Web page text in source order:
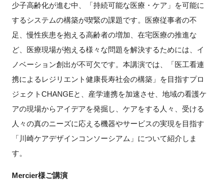
少子高齢化が進む中、「持続可能な医療・ケア」を可能に
するシステムの構築が喫緊の課題です。医療従事者の不
足、慢性疾患を抱える高齢者の増加、在宅医療の推進な
ど、医療現場が抱える様々な問題を解決するためには、イ
ノベーション創出が不可欠です。本講演では、「医工看連
携によるレジリエント健康長寿社会の構築」を目指すプロ
ジェクトCHANGEと、産学連携を加速させ、地域の看護ケ
アの現場からアイデアを発掘し、ケアをする人々、受ける
人々の真のニーズに応える機器やサービスの実現を目指す
「川崎ケアデザインコンソーシアム」について紹介しま
す。
Mercier様ご講演